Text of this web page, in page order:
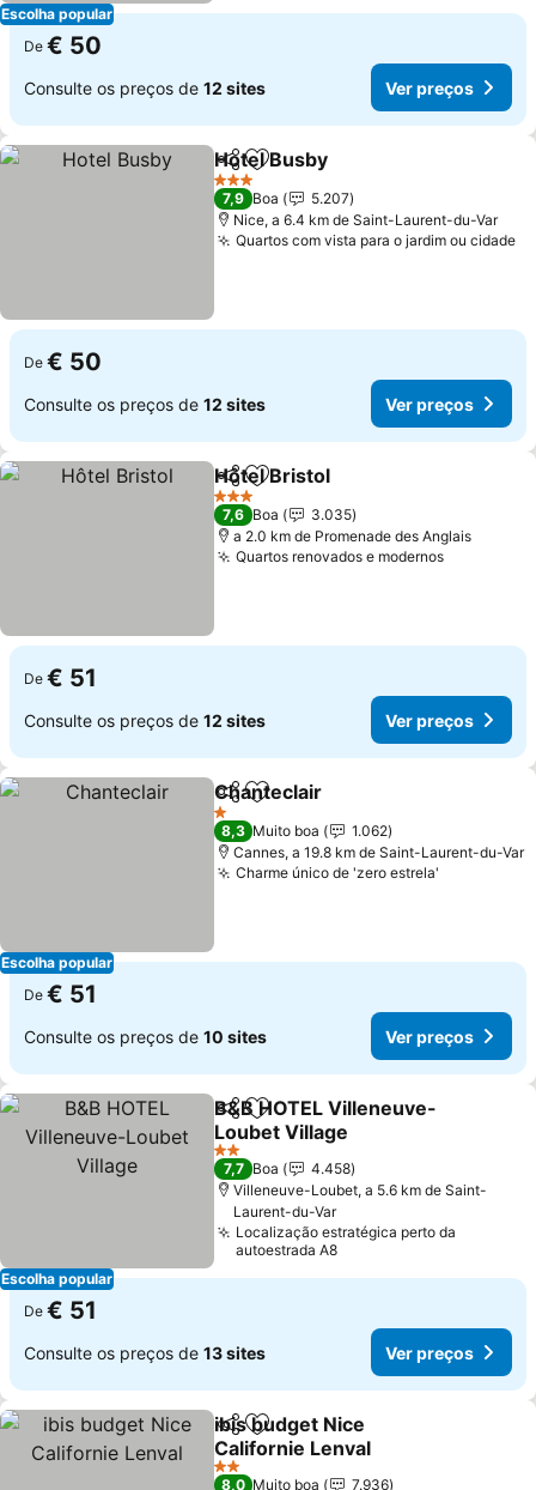
Escolha popular
De € 50
Consulte os preços de 12 sites Ver preços
PartilharAdicionar aos favoritos
Hotel Busby
3 Estrelas
7,9 Boa
5.207
Nice, a 6.4 km de Saint-Laurent-du-Var
Quartos com vista para o jardim ou cidade
De € 50
Consulte os preços de 12 sites Ver preços
PartilharAdicionar aos favoritos
Hôtel Bristol
3 Estrelas
7,6 Boa
3.035
a 2.0 km de Promenade des Anglais
Quartos renovados e modernos
De € 51
Consulte os preços de 12 sites Ver preços
Escolha popular
PartilharAdicionar aos favoritos
Chanteclair
1 Estrelas
8,3 Muito boa
1.062
Cannes, a 19.8 km de Saint-Laurent-du-Var
Charme único de 'zero estrela'
De € 51
Consulte os preços de 10 sites Ver preços
Escolha popular
PartilharAdicionar aos favoritos
B&B HOTEL Villeneuve-
Loubet Village
2 Estrelas
7,7 Boa
4.458
Villeneuve-Loubet, a 5.6 km de Saint-
Laurent-du-Var
Localização estratégica perto da
autoestrada A8
De € 51
Consulte os preços de 13 sites Ver preços
PartilharAdicionar aos favoritos
ibis budget Nice
Californie Lenval
2 Estrelas
8,0 Muito boa 7.936